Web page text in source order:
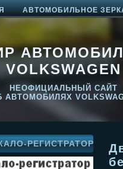
АВТОМОБИЛЬНОЕ
VOLKSWAGEN
НЕОФИЦИАЛЬНЫЙ САЙТ
АВТОМОБИЛЯХ
РЕГИСТРАТОР